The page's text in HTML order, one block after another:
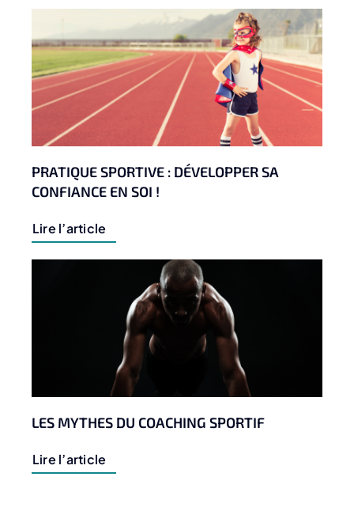
PRATIQUE SPORTIVE : DÉVELOPPER SA
CONFIANCE EN SOI !
Lire l’article
LES MYTHES DU COACHING SPORTIF
Lire l’article